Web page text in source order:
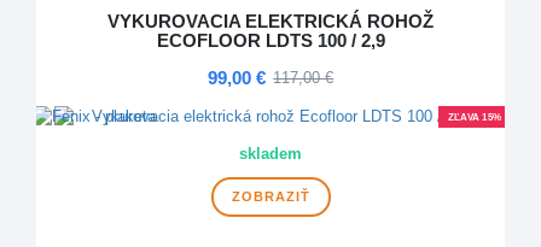
VYKUROVACIA ELEKTRICKÁ ROHOŽ
ECOFLOOR LDTS 100 / 2,9
99,00 € 117,00 €
ZĽAVA 15%
skladem
ZOBRAZIŤ